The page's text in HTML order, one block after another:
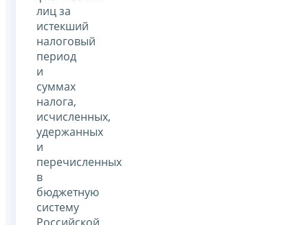
лиц за
истекший
налоговый
период
и
суммах
налога,
исчисленных,
удержанных
и
перечисленных
в
бюджетную
систему
Российской